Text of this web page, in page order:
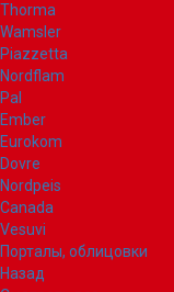
Thorma
Wamsler
Piazzetta
Nordflam
Pal
Ember
Eurokom
Dovre
Nordpeis
Canada
Vesuvi
Порталы, облицовки
Назад